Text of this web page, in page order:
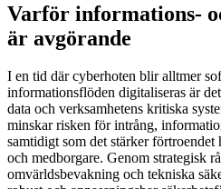
Varför informations-
är avgörande
I en tid där cyberhoten blir alltmer
informationsflöden digitaliseras är
data och verksamhetens kritiska
minskar risken för intrång,
samtidigt som det stärker förtroendet
och medborgare. Genom strategisk
omvärldsbevakning och tekniska